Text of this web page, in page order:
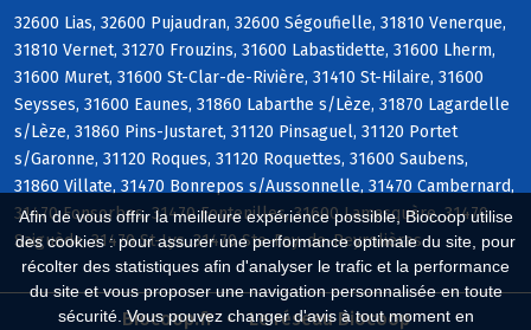
Afin de vous offrir la meilleure expérience possible, Biocoop utilise
des cookies : pour assurer une performance optimale du site, pour
récolter des statistiques afin d'analyser le trafic et la performance
du site et vous proposer une navigation personnalisée en toute
sécurité. Vous pouvez changer d'avis à tout moment en
32600 Lias, 32600 Pujaudran, 32600 Ségoufielle, 31810 Venerque,
31810 Vernet, 31270 Frouzins, 31600 Labastidette, 31600 Lherm,
31600 Muret, 31600 St-Clar-de-Rivière, 31410 St-Hilaire, 31600
Seysses, 31600 Eaunes, 31860 Labarthe s/Lèze, 31870 Lagardelle
s/Lèze, 31860 Pins-Justaret, 31120 Pinsaguel, 31120 Portet
s/Garonne, 31120 Roques, 31120 Roquettes, 31600 Saubens,
31860 Villate, 31470 Bonrepos s/Aussonnelle, 31470 Cambernard,
31470 Fonsorbes, 31470 Fontenilles, 31600 Lamasquère, 31470
Saiguède, 31470 St-Lys, 31470 Ste-Foy-de-Peyrolières
Biocoop.fr Le réseau Biocoop